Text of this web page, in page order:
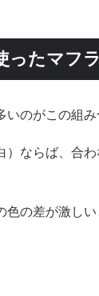
ったマフ
のがこの組み
ならば、合
の差が激しい